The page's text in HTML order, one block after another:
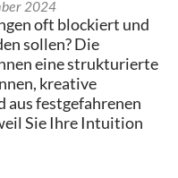
2024
oft blockiert und
sollen? Die
eine strukturierte
kreative
aus festgefahrenen
Sie Ihre Intuition